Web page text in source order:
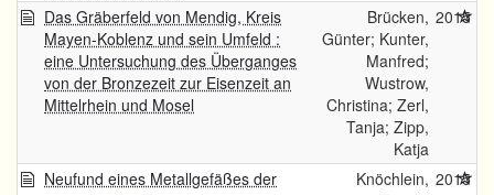
Das Gräberfeld von Mendig, Kreis
Mayen-Koblenz und sein Umfeld :
eine Untersuchung des Überganges
von der Bronzezeit zur Eisenzeit an
Mittelrhein und Mosel
Brücken,
Günter; Kunter,
Manfred;
Wustrow,
Christina; Zerl,
Tanja; Zipp,
Katja
2015
Neufund eines Metallgefäßes der
Knöchlein, 2015